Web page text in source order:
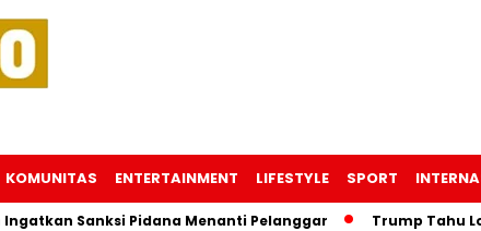
KOMUNITAS ENTERTAINMENT LIFESTYLE SPORT
Sanksi Pidana Menanti Pelanggar Trump Tahu Lokasi